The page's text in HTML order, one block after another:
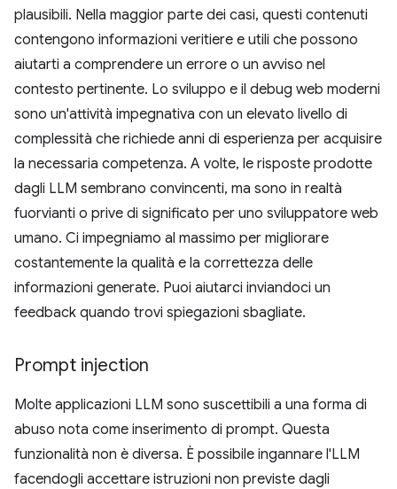
plausibili. Nella maggior parte dei casi, questi contenuti
contengono informazioni veritiere e utili che possono
aiutarti a comprendere un errore o un avviso nel
contesto pertinente. Lo sviluppo e il debug web moderni
sono un'attività impegnativa con un elevato livello di
complessità che richiede anni di esperienza per acquisire
la necessaria competenza. A volte, le risposte prodotte
dagli LLM sembrano convincenti, ma sono in realtà
fuorvianti o prive di significato per uno sviluppatore web
umano. Ci impegniamo al massimo per migliorare
costantemente la qualità e la correttezza delle
informazioni generate. Puoi aiutarci inviandoci un
feedback quando trovi spiegazioni sbagliate.
Prompt injection
Molte applicazioni LLM sono suscettibili a una forma di
abuso nota come inserimento di prompt. Questa
funzionalità non è diversa. È possibile ingannare l'LLM
facendogli accettare istruzioni non previste dagli